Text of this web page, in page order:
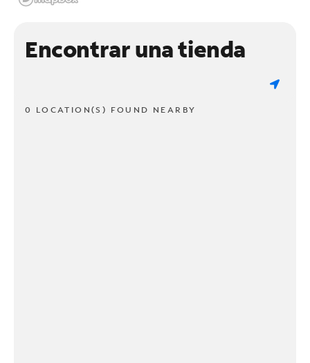
Encontrar una tienda
0 LOCATION(S) FOUND NEARBY